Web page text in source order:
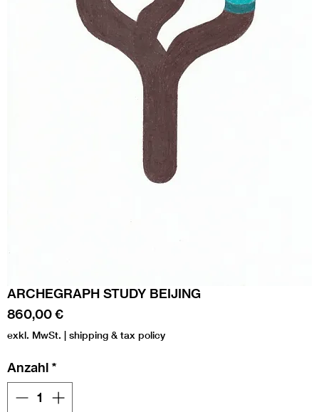
ARCHEGRAPH STUDY BEIJING
860,00 €Preis
exkl. MwSt. | shipping & tax policy
Anzahl *